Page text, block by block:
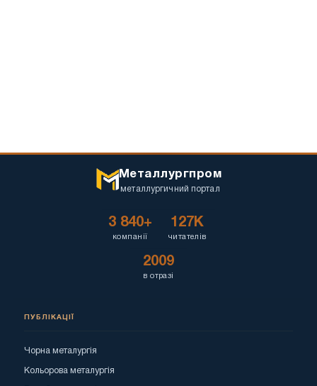
Металлургпром
металлургичний портал
3 840+
компанії
127K
читателів
2009
в отразі
ПУБЛІКАЦІЇ
Чорна металургія
Кольорова металургія